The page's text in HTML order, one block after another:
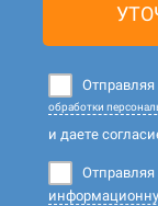
Отправляя
обработки
и даете
Отправляя